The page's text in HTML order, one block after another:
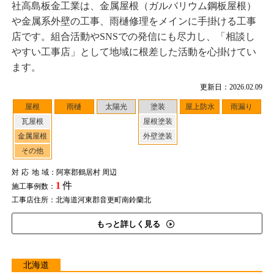
更新日：2026.02.09
屋根
瓦屋根
金属屋根
その他
雨樋 太陽光
塗装
屋根塗装
外壁塗装
屋上防水 雨漏り
対応地域：阿寒郡鶴居村 周辺
施工事例数： 1 件
工事店住所：北海道河東郡音更町南鈴蘭北
もっと詳しく見る
社高島板金工業は、金属屋根（ガルバリウム鋼板屋根）
や金属系外壁の工事、雨樋修理をメインに手掛ける工事
店です。組合活動やSNSでの発信にも尽力し、「相談し
やすい工事店」として地域に根差した活動を心掛けてい
ます。
北海道